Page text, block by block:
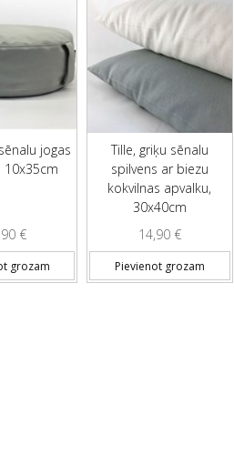
jogas
10x35cm
€
grozam
Tille, griķu sēnalu
spilvens ar biezu
kokvilnas apvalku,
30x40cm
14,90 €
Pievienot grozam